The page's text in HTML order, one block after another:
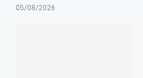
05/08/2026